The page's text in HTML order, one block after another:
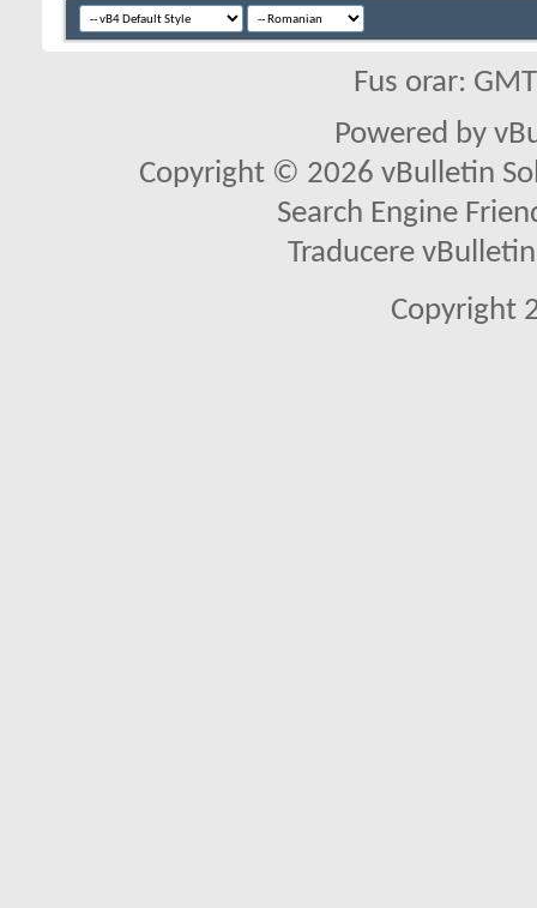
Fus orar:
Powered by
Copyright © 2026 vBulletin
Search Engine
Traducere
Copyright